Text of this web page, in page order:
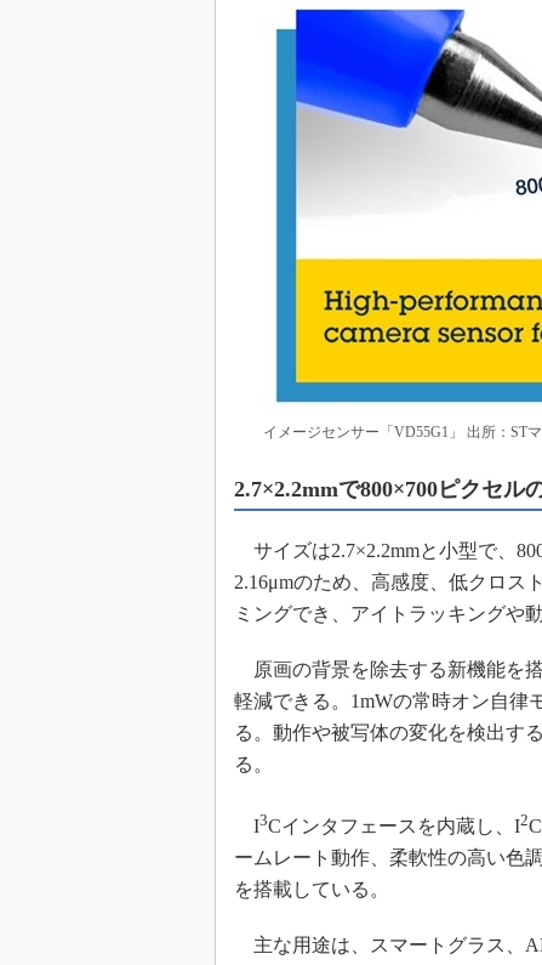
「SPICEの仕組みとその
最新記事一覧
計測器メーカーから見た5G
USB Type-Cの登場で評価
IoT時代の無線規格を知
編】
イメージセンサー「VD55G1」 出所：ST
2.7×2.2mmで800×700ピクセル
サイズは2.7×2.2mmと小型で、
2.16μmのため、高感度、低クロス
ミングでき、アイトラッキングや
原画の背景を除去する新機能を
軽減できる。1mWの常時オン自律
る。動作や被写体の変化を検出す
る。
I3Cインタフェースを内蔵し、I2
ームレート動作、柔軟性の高い色
を搭載している。
主な用途は、スマートグラス、